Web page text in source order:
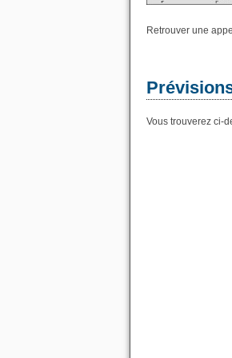
Retrouver une
Vous trouverez ci-